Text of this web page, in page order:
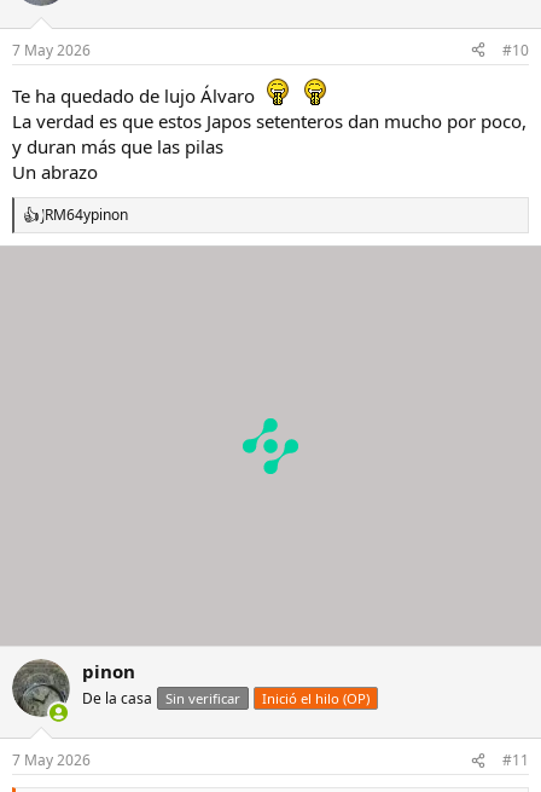
o
n
e
:
7 May 2026 #10
Te ha quedado de lujo Álvaro
La verdad es que estos Japos setenteros dan mucho por poco,
y duran más que las pilas
Un abrazo
R
e
JRM64ypinon
pinon
De la casa Sin verificar Inició el hilo (OP)
7 May 2026 #11